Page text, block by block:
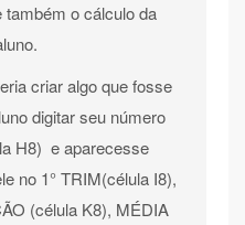
também o cálculo da
criar algo que fosse
digitar seu número
H8) e aparecesse
no 1° TRIM(célula I8),
(célula K8), MÉDIA